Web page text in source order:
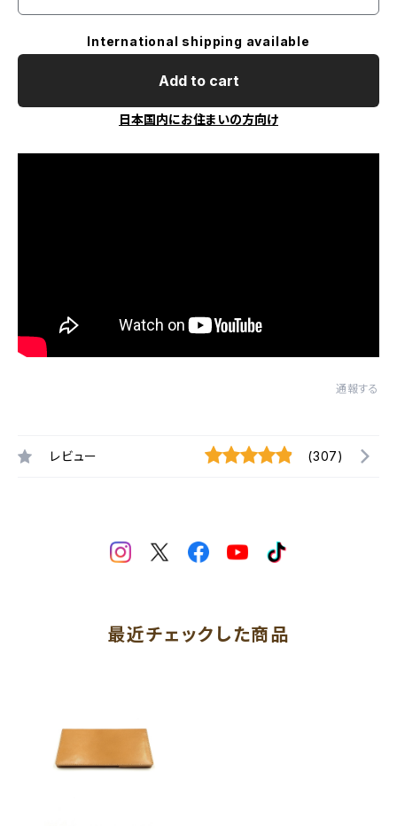
International shipping available
Add to cart
日本国内にお住まいの方向け
通報する
レビュー (307)
最近チェックした商品